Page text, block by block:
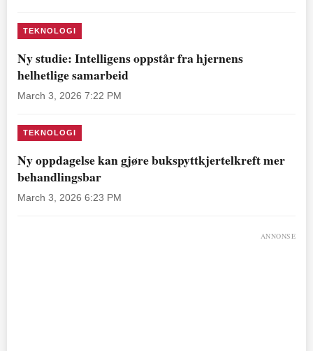
TEKNOLOGI
Ny studie: Intelligens oppstår fra hjernens
helhetlige samarbeid
March 3, 2026 7:22 PM
TEKNOLOGI
Ny oppdagelse kan gjøre bukspyttkjertelkreft mer
behandlingsbar
March 3, 2026 6:23 PM
ANNONSE